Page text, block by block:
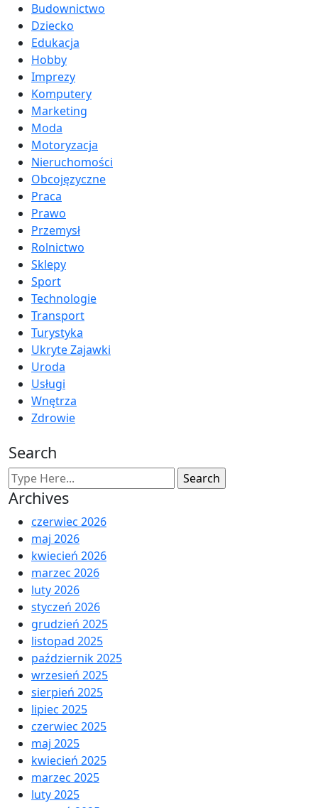
Budownictwo
Dziecko
Edukacja
Hobby
Imprezy
Komputery
Marketing
Moda
Motoryzacja
Nieruchomości
Obcojęzyczne
Praca
Prawo
Przemysł
Rolnictwo
Sklepy
Sport
Technologie
Transport
Turystyka
Ukryte Zajawki
Uroda
Usługi
Wnętrza
Zdrowie
Search
Archives
czerwiec 2026
maj 2026
kwiecień 2026
marzec 2026
luty 2026
styczeń 2026
grudzień 2025
listopad 2025
październik 2025
wrzesień 2025
sierpień 2025
lipiec 2025
czerwiec 2025
maj 2025
kwiecień 2025
marzec 2025
luty 2025